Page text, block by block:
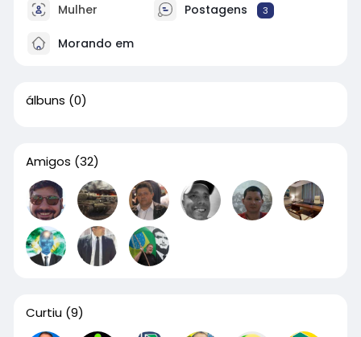
Mulher Postagens 3
Morando em
álbuns (0)
Amigos (32)
Curtiu (9)